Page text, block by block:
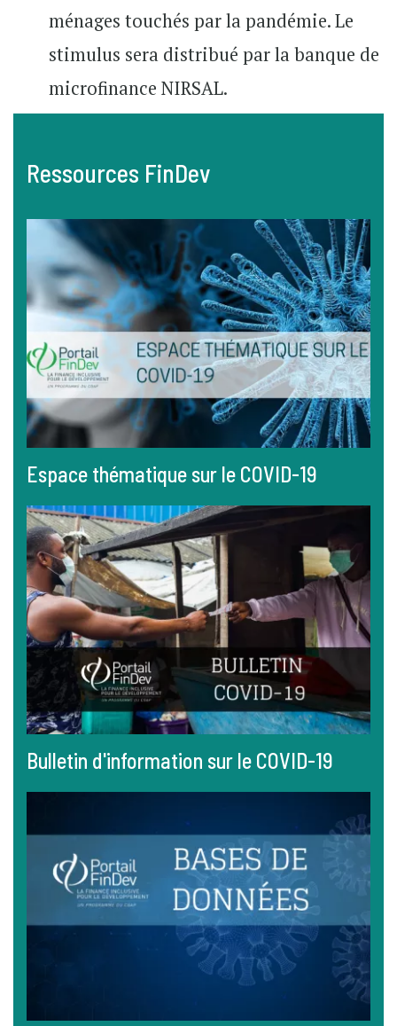
ménages touchés par la pandémie. Le
stimulus sera distribué par la banque de
microfinance NIRSAL.
Ressources FinDev
Espace thématique sur le COVID-19
Bulletin d'information sur le COVID-19